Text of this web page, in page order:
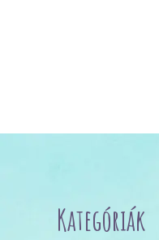
Kategóriák